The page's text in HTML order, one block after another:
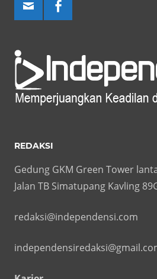
REDAKSI
Gedung GKM Green Tower
Jalan TB Simatupang Kavling
redaksi@independensi.com